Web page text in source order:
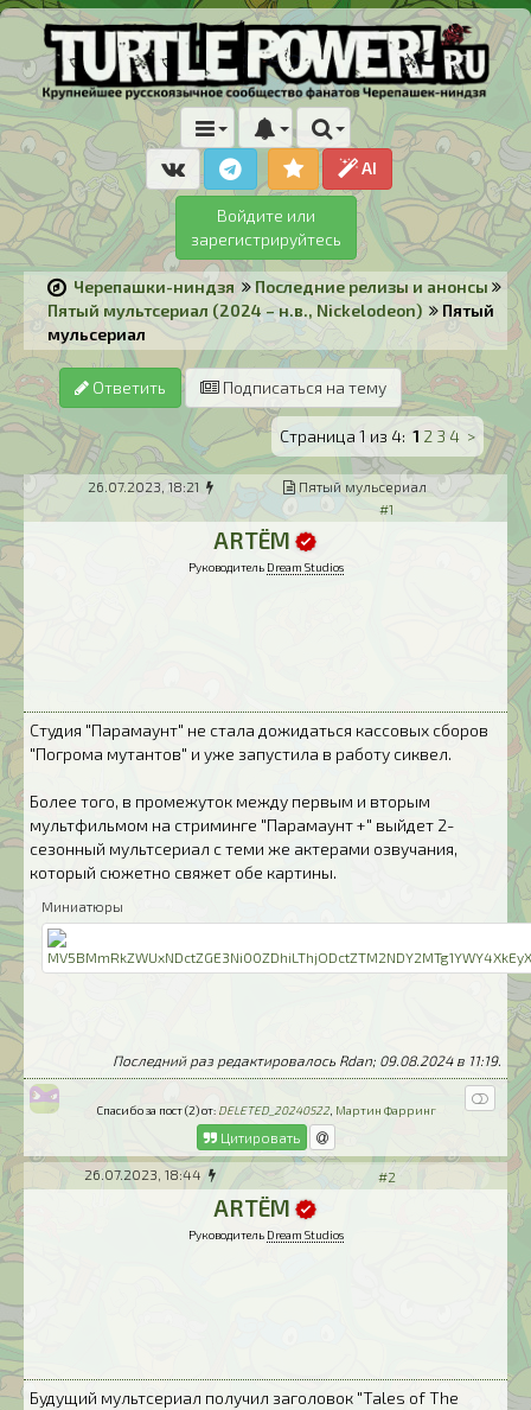
AI
Войдите или
зарегистрируйтесь
Черепашки-ниндзя
Последние релизы и анонсы
Пятый мультсериал (2024 – н.в., Nickelodeon)
Пятый
мульсериал
Ответить Подписаться на тему
Страница 1 из 4: 1 2 3 4 >
26.07.2023, 18:21
Пятый мульсериал
#1
ARTЁM
Руководитель Dream Studios
Студия "Парамаунт" не стала дожидаться кассовых сборов
"Погрома мутантов" и уже запустила в работу сиквел.
Более того, в промежуток между первым и вторым
мультфильмом на стриминге "Парамаунт +" выйдет 2-
сезонный мультсериал с теми же актерами озвучания,
который сюжетно свяжет обе картины.
Миниатюры
Последний раз редактировалось Rdan; 09.08.2024 в 11:19.
Спасибо за пост (2) от: DELETED_20240522, Мартин Фарринг
Цитировать
26.07.2023, 18:44 #2
ARTЁM
Руководитель Dream Studios
Будущий мультсериал получил заголовок "Tales of The